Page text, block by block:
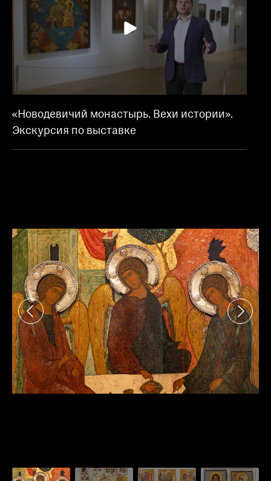
«Новодевичий монастырь. Вехи истории».
Экскурсия по выставке